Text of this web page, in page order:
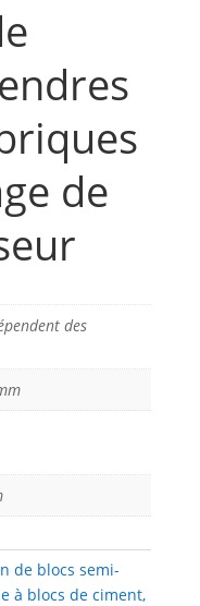
de
des
de blocs semi-
à blocs de ciment,